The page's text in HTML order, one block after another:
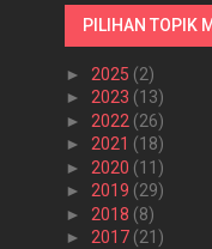
PILIHAN TOPIK
► 2025 (2)
► 2023 (13)
► 2022 (26)
► 2021 (18)
► 2020 (11)
► 2019 (29)
► 2018 (8)
► 2017 (21)